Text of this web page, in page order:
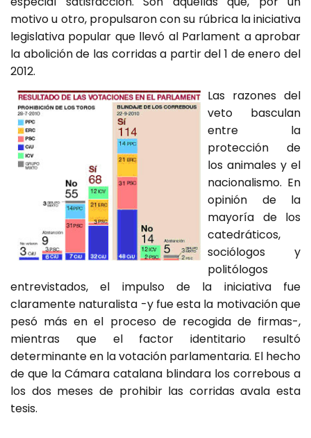
motivo u otro, propulsaron con su rúbrica la iniciativa
legislativa popular que llevó al Parlament a aprobar
la abolición de las corridas a partir del 1 de enero del
2012.
Las razones del
veto basculan
entre la
protección de
los animales y el
nacionalismo. En
opinión de la
mayoría de los
catedráticos,
sociólogos y
politólogos
entrevistados, el impulso de la iniciativa fue
claramente naturalista -y fue esta la motivación que
pesó más en el proceso de recogida de firmas-,
mientras que el factor identitario resultó
determinante en la votación parlamentaria. El hecho
de que la Cámara catalana blindara los correbous a
los dos meses de prohibir las corridas avala esta
tesis.